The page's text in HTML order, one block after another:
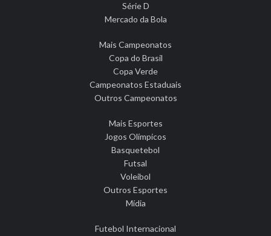
Série D
Mercado da Bola
Mais Campeonatos
Copa do Brasil
Copa Verde
Campeonatos Estaduais
Outros Campeonatos
Mais Esportes
Jogos Olímpicos
Basquetebol
Futsal
Voleibol
Outros Esportes
Mídia
Futebol Internacional